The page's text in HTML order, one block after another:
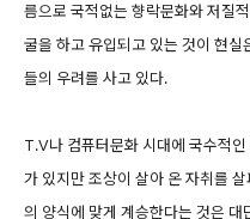
름으로 국적없는 향락문화와 저질
굴을 하고 유입되고 있는 것이 현
들의 우려를 사고 있다.
T.V나 컴퓨터문화 시대에 국수적
가 있지만 조상이 살아 온 자취를
의 양식에 맞게 계승한다는 것은